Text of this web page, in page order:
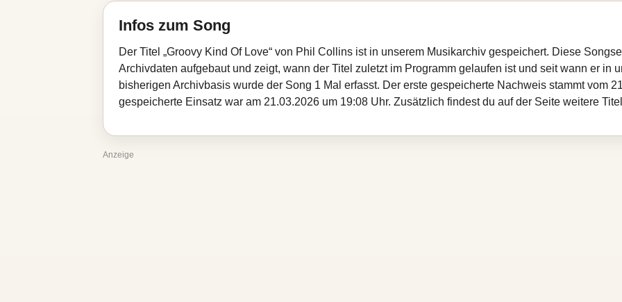
Infos zum Song
Der Titel „Groovy Kind Of Love“ von Phil Collins ist in unserem Musikarchiv gespeichert. Diese
Archivdaten aufgebaut und zeigt, wann der Titel zuletzt im Programm gelaufen ist und seit wann er in
bisherigen Archivbasis wurde der Song 1 Mal erfasst. Der erste gespeicherte Nachweis stammt vom
gespeicherte Einsatz war am 21.03.2026 um 19:08 Uhr. Zusätzlich findest du auf der Seite weitere
Anzeige